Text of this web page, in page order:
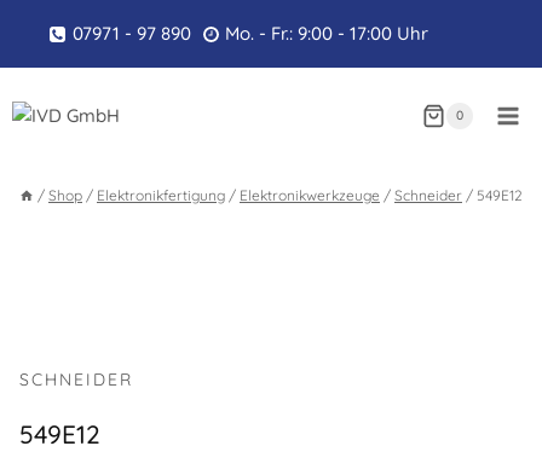
springen
07971 - 97 890 Mo. - Fr.: 9:00 - 17:00 Uhr
0
/ Shop / Elektronikfertigung / Elektronikwerkzeuge / Schneider / 549E12
SCHNEIDER
549E12